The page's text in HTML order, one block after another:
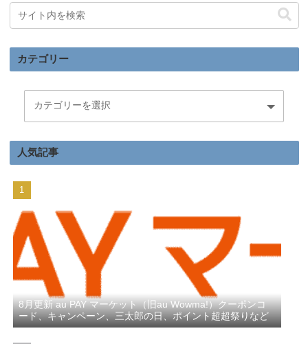
カテゴリー
人気記事
8月更新 au PAY マーケット（旧au Wowma!）クーポンコ
ード、キャンペーン、三太郎の日、ポイント超超祭りなど